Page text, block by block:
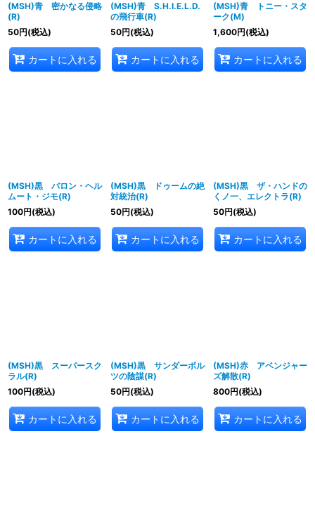
(MSH)青 密かなる侵略
(R)
50円(税込)
カートに入れる
(MSH)青 S.H.I.E.L.D.
の飛行車(R)
50円(税込)
カートに入れる
(MSH)青 トニー・スタ
ーク(M)
1,600円(税込)
カートに入れる
(MSH)黒 バロン・ヘル
ムート・ジモ(R)
100円(税込)
カートに入れる
(MSH)黒 ドゥームの絶
対統治(R)
50円(税込)
カートに入れる
(MSH)黒 ザ・ハンドの
くノ一、エレクトラ(R)
50円(税込)
カートに入れる
(MSH)黒 スーパースク
ラル(R)
100円(税込)
カートに入れる
(MSH)黒 サンダーボル
ツの陰謀(R)
50円(税込)
カートに入れる
(MSH)赤 アベンジャー
ズ解散(R)
800円(税込)
カートに入れる